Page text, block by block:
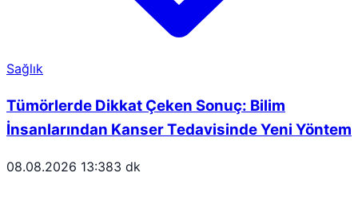
Sağlık
Tümörlerde Dikkat Çeken Sonuç: Bilim
İnsanlarından Kanser Tedavisinde Yeni Yöntem
08.08.2026 13:383 dk